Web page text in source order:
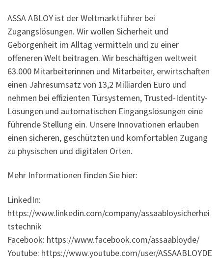
ASSA ABLOY ist der Weltmarktführer bei
Zugangslösungen. Wir wollen Sicherheit und
Geborgenheit im Alltag vermitteln und zu einer
offeneren Welt beitragen. Wir beschäftigen weltweit
63.000 Mitarbeiterinnen und Mitarbeiter, erwirtschaften
einen Jahresumsatz von 13,2 Milliarden Euro und
nehmen bei effizienten Türsystemen, Trusted-Identity-
Lösungen und automatischen Eingangslösungen eine
führende Stellung ein. Unsere Innovationen erlauben
einen sicheren, geschützten und komfortablen Zugang
zu physischen und digitalen Orten.
Mehr Informationen finden Sie hier:
LinkedIn:
https://www.linkedin.com/company/assaabloysicherhei
tstechnik
Facebook: https://www.facebook.com/assaabloyde/
Youtube: https://www.youtube.com/user/ASSAABLOYDE